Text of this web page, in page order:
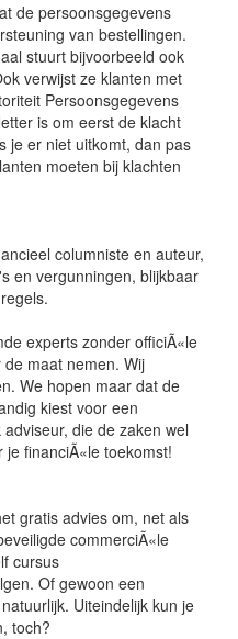
de persoonsgegevens
van bestellingen.
stuurt bijvoorbeeld ook
verwijst ze klanten met
Persoonsgegevens
is om eerst de klacht
je er niet uitkomt, dan pas
moeten bij klachten
columniste en auteur,
en vergunningen, blijkbaar
experts zonder officiÃ«le
maat nemen. Wij
We hopen maar dat de
kiest voor een
die de zaken wel
financiÃ«le toekomst!
gratis advies om, net als
commerciÃ«le
cursus
Of gewoon een
Uiteindelijk kun je
toch?